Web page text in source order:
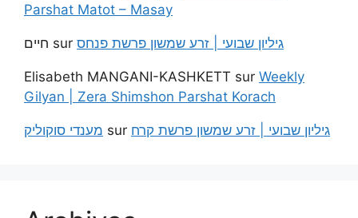
Parshat Matot – Masay
חיים sur גיליון שבועי | זרע שמשון פרשת פנחס
Elisabeth MANGANI-KASHKETT sur Weekly
Gilyan | Zera Shimshon Parshat Korach
מענדי סוקוליק sur גיליון שבועי | זרע שמשון פרשת קרח